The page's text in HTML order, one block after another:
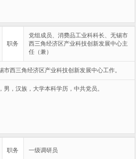
职务
党组成员、消费品工业科科长、无锡市
西三角经济区产业科技创新发展中心主
任（兼）
市西三角经济区产业科技创新发展中心工作。
男，汉族，大学本科学历，中共党员。
职务 一级调研员